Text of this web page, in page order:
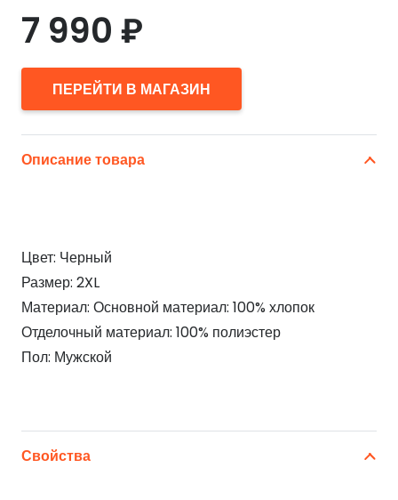
7 990 ₽
ПЕРЕЙТИ В МАГАЗИН
Описание товара
Цвет: Черный
Размер: 2XL
Материал: Основной материал: 100% хлопок
Отделочный материал: 100% полиэстер
Пол: Мужской
Свойства